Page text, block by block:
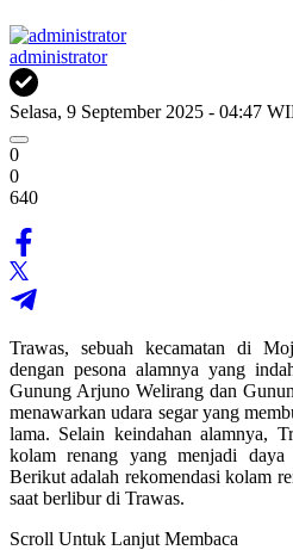
administrator
Selasa, 9 September 2025 - 04:47
0
0
640
Trawas, sebuah kecamatan di
dengan pesona alamnya yang
Gunung Arjuno Welirang dan
menawarkan udara segar yang
lama. Selain keindahan alamnya,
kolam renang yang menjadi
Berikut adalah rekomendasi kolam
saat berlibur di Trawas.
Scroll Untuk Lanjut Membaca